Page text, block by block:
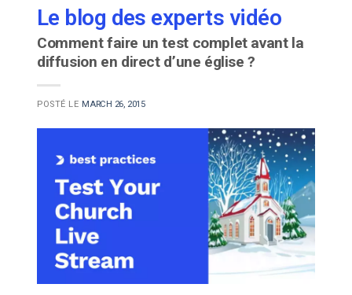
Le blog des experts vidéo
Comment faire un test complet avant la
diffusion en direct d’une église ?
POSTÉ LE MARCH 26, 2015